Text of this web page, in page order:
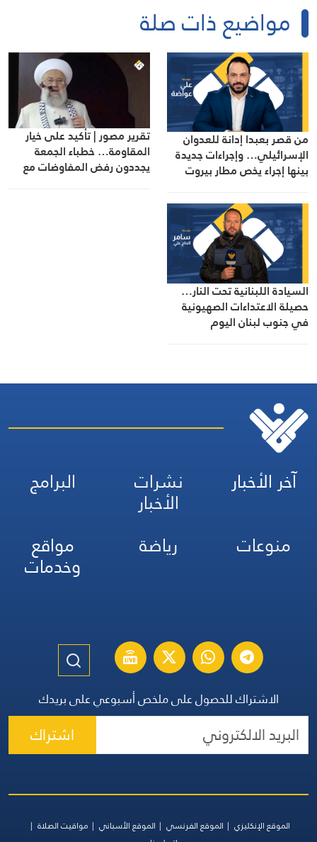
مواضيع ذات صلة
من قصر بعبدا إدانة للعدوان
الإسرائيلي… وإجراءات جديدة
بينها إجراء يخص مطار بيروت
تقرير مصور | تأكيد على خيار
المقاومة… خطباء الجمعة
يجددون رفض المفاوضات مع
السيادة اللبنانية تحت النار…
حصيلة الاعتداءات الصهيونية
في جنوب لبنان اليوم
آخر الأخبار نشرات
الأخبار
البرامج
منوعات
رياضة مواقع
وخدمات
الاشتراك للحصول على ملخص أسبوعي على بريدك
اشتراك
الموقع الإنكليزي الموقع الفرنسي الموقع الأسباني
مواقيت الصلاة